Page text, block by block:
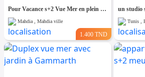
Pour Vacance s+2 Vue Mer en plein Zone Touristique Mahdia
Mahdia , Mahdia ville
1.400 TND
Tunis ,